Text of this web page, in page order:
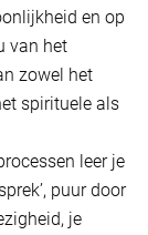
en op
van het
zowel het
spirituele als
leer je
puur door
je